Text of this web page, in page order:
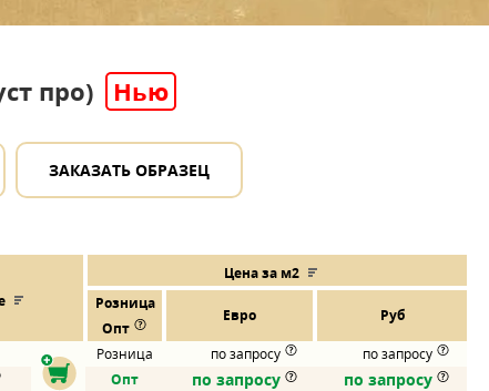
про) Нью
ЗАКАЗАТЬ ОБРАЗЕЦ
Цена за м2
Розница
Евро Руб
Опт
Розница по запросу
по запросу
Опт по запросу по запросу